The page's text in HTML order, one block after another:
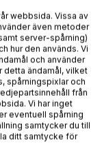
an
al-ta3allum
likai tastata3
lugha.
webbsida. Vissa av
även metoder
server-spårning)
hur den används. Vi
och använder
ändamål, vilket
spårningspixlar och
från
Vi har inget
eventuell spårning
samtycker du till
ditt samtycke för